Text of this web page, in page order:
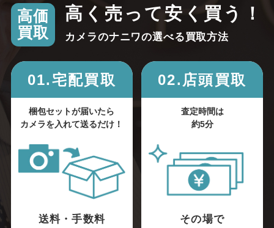
高価
買取
高く売って安く買う！
カメラのナニワの選べる買取方法
01.宅配買取
梱包セットが届いたら
カメラを入れて送るだけ！
送料・手数料
02.店頭買取
査定時間は
約5分
その場で